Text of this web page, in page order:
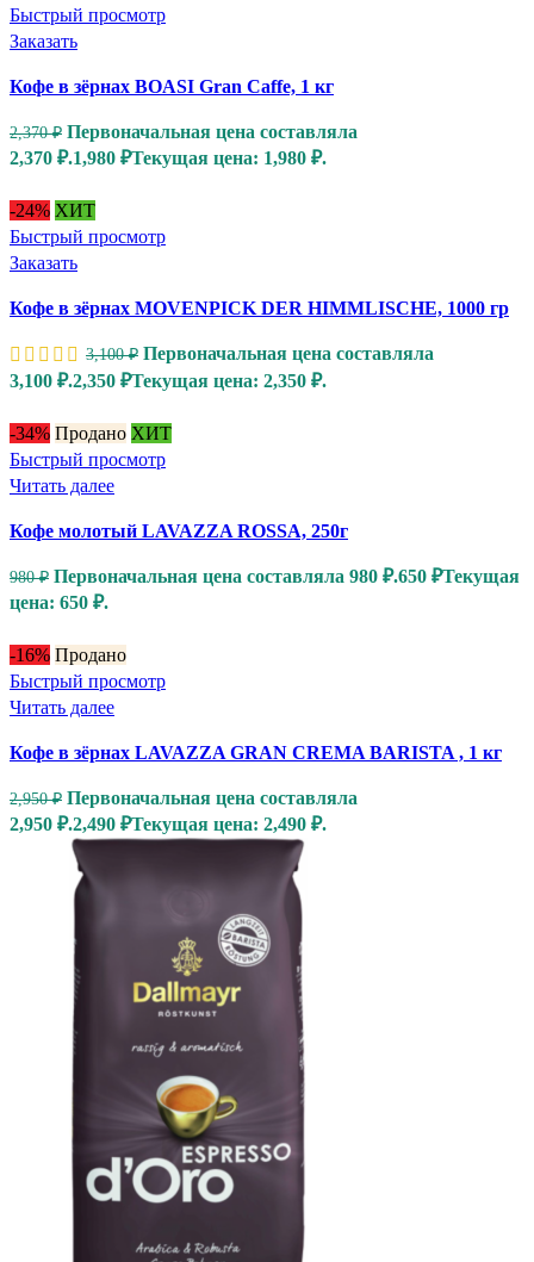
Быстрый просмотр
Заказать
Кофе в зёрнах BOASI Gran Caffe, 1 кг
2,370₽ Первоначальная цена составляла
2,370 ₽.1,980 ₽Текущая цена: 1,980 ₽.
-24% ХИТ
Быстрый просмотр
Заказать
Кофе в зёрнах MOVENPICK DER HIMMLISCHE, 1000 гр
3,100₽ Первоначальная цена составляла
3,100 ₽.2,350 ₽Текущая цена: 2,350 ₽.
-34% Продано ХИТ
Быстрый просмотр
Читать далее
Кофе молотый LAVAZZA ROSSA, 250г
980₽ Первоначальная цена составляла 980 ₽.650 ₽Текущая
цена: 650 ₽.
-16% Продано
Быстрый просмотр
Читать далее
Кофе в зёрнах LAVAZZA GRAN CREMA BARISTA , 1 кг
2,950₽ Первоначальная цена составляла
2,950 ₽.2,490 ₽Текущая цена: 2,490 ₽.